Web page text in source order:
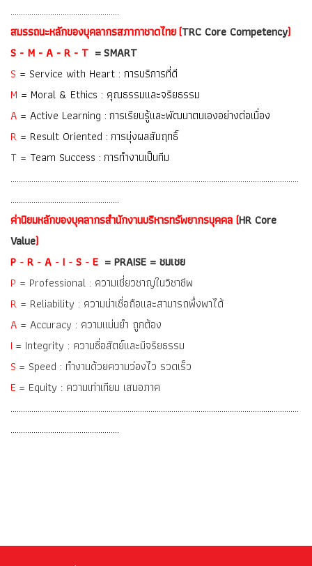
…………………………………………….
สมรรถนะหลักของบุคลากรสภากาชาดไทย(TRC Core Competency)
S - M - A - R - T = SMART
S = Service with Heart : การบริการที่ดี
M = Moral & Ethics : คุณธรรมและจริยธรรม
A = Active Learning : การเรียนรู้และพัฒนาตนเองอย่างต่อเนื่อง
R = Result Oriented : การมุ่งผลสัมฤทธิ์
T = Team Success : การทำงานเป็นทีม
…………………………………………………………………………………………………………………………
…………………………………………….
ค่านิยมหลักของบุคลากรสำนักงานบริหารทรัพยากรบุคคล (HR Core
Value)
P - R - A - I - S - E = PRAISE = ชมเชย
P = Professional : ความเชี่ยวชาญในวิชาชีพ
R = Reliability : ความน่าเชื่อถือและสามารถพึ่งพาได้
A = Accuracy : ความแม่นยำ ถูกต้อง
I = Integrity : ความซื่อสัตย์และมีจริยธรรม
S = Speed : ทำงานด้วยความว่องไว รวดเร็ว
E = Equity : ความเท่าเทียม เสมอภาค
…………………………………………………………………………………………………………………………
…………………………………………….